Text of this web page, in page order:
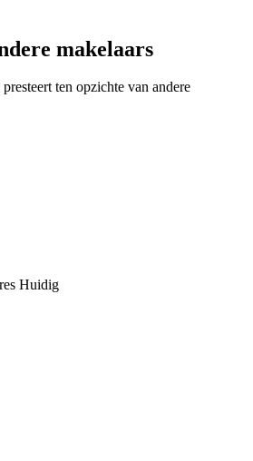
makelaars
ten opzichte van andere
Huidig